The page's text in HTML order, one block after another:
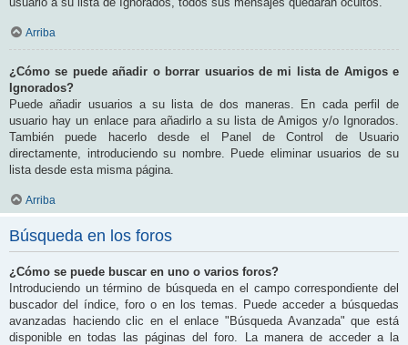
Arriba
¿Cómo se puede añadir o borrar usuarios de mi lista de Amigos e
Ignorados?
Puede añadir usuarios a su lista de dos maneras. En cada perfil de
usuario hay un enlace para añadirlo a su lista de Amigos y/o Ignorados.
También puede hacerlo desde el Panel de Control de Usuario
directamente, introduciendo su nombre. Puede eliminar usuarios de su
lista desde esta misma página.
Arriba
Búsqueda en los foros
¿Cómo se puede buscar en uno o varios foros?
Introduciendo un término de búsqueda en el campo correspondiente del
buscador del índice, foro o en los temas. Puede acceder a búsquedas
avanzadas haciendo clic en el enlace "Búsqueda Avanzada" que está
disponible en todas las páginas del foro. La manera de acceder a la